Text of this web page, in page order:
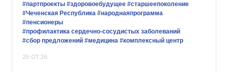
#партпроекты #здоровоебудущее #старшеепоколение
#Чеченская Республика #народнаяпрограмма
#пенсионеры
#профилактика сердечно-сосудистых заболеваний
#сбор предложений #медицина #комплексный центр
29.07.26